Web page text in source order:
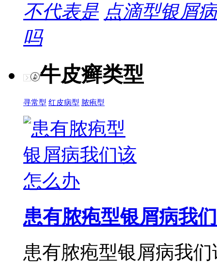
不代表是 点滴型银屑
吗
牛皮癣类型
寻常型 红皮病型 脓疱型
患有脓疱型银屑病我们
患有脓疱型银屑病我